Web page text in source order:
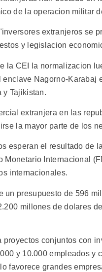
de la operacion militar
extranjeros se
y legislacion
la CEI la normalizacion
enclave Nagorno-Karabaj
y Tajikistan.
extranjera en las
la mayor parte de los
esperan el resultado de
Monetario Internacional
internacionales.
un presupuesto de 596
millones de dolares
proyectos conjuntos con
y 10.000 empleados y
favorece grandes